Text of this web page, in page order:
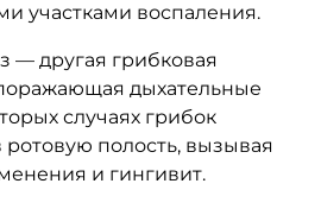
участками воспаления.
— другая грибковая
дыхательные
случаях грибок
ротовую полость, вызывая
и гингивит.